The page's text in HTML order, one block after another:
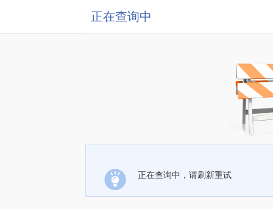
正在查询中
正在查询中，请刷新重试